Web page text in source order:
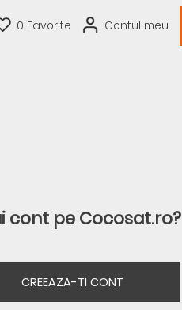
0 Favorite Contul meu
cont pe Cocosat.ro?
CREEAZA-TI CONT